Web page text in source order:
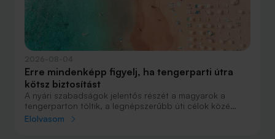
Erre mindenképp figyelj, ha tengerparti útra
kötsz biztosítást
A nyári szabadságok jelentős részét a magyarok a
tengerparton töltik, a legnépszerűbb úti célok közé
Horvátország, Olaszország és Görögország tartozik. A
Elolvasom